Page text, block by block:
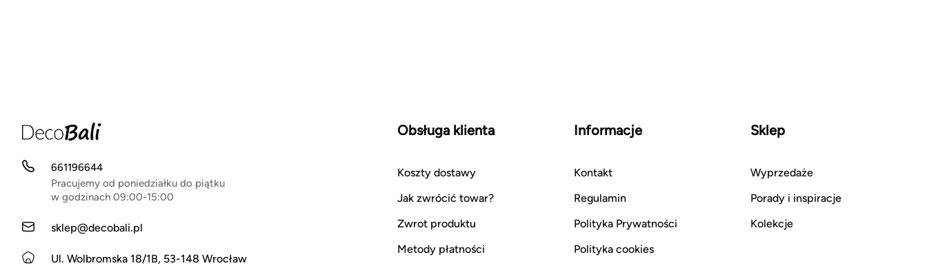
661196644
Pracujemy od poniedziałku do piątku
w godzinach 09:00-15:00
sklep@decobali.pl
Ul. Wolbromska 18/1B, 53-148 Wrocław
Obsługa klienta
Koszty dostawy
Jak zwrócić towar?
Zwrot produktu
Metody płatności
Informacje
Kontakt
Regulamin
Polityka Prywatności
Polityka cookies
Sklep
Wyprzedaże
Porady i inspiracje
Kolekcje